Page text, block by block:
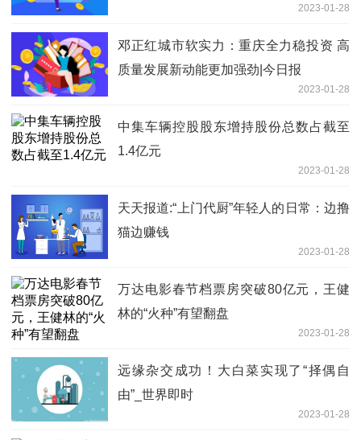
2023-01-28
邓正红城市软实力：重庆全力稳投资 高
质量发展新动能更加强劲|今日报
2023-01-28
中集车辆控股股东增持股份总数占截至
1.4亿元
2023-01-28
天天报道:“上门代厨”年轻人的日常：边撸
猫边赚钱
2023-01-28
万达电影春节档票房突破80亿元，王健
林的“火种”有望翻盘
2023-01-28
远缘杂交成功！大白菜实现了“择偶自
由”_世界即时
2023-01-28